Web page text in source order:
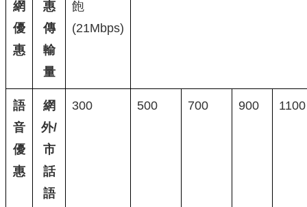
網
優
惠
惠
傳
輸
量
飽
(21Mbps)
語
音
優
惠
網
外/
市
話
語
300 500 700 900 1100